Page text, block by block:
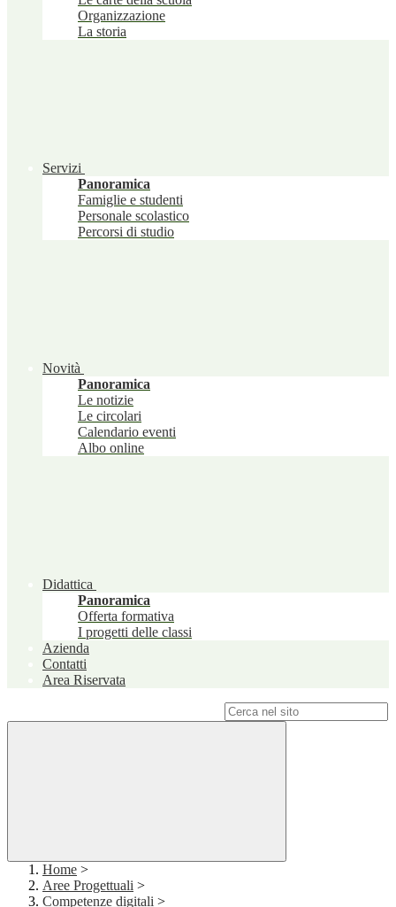
Organizzazione
La storia
Servizi
Panoramica
Famiglie e studenti
Personale scolastico
Percorsi di studio
Novità
Panoramica
Le notizie
Le circolari
Calendario eventi
Albo online
Didattica
Panoramica
Offerta formativa
I progetti delle classi
Azienda
Contatti
Area Riservata
Home >
Aree Progettuali >
Competenze digitali >